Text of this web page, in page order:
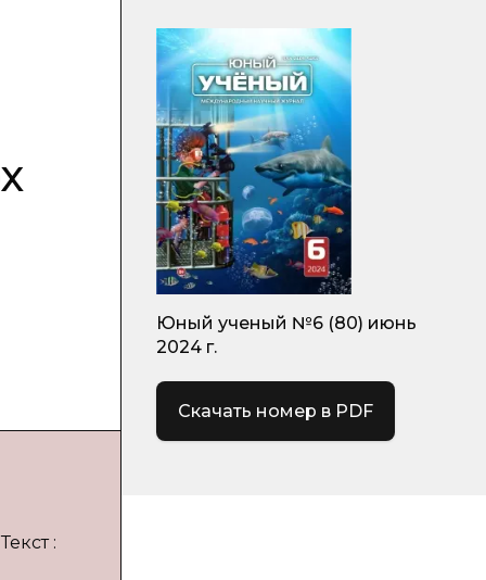
:
Юный ученый №6 (80) июнь
2024 г.
Скачать номер в PDF